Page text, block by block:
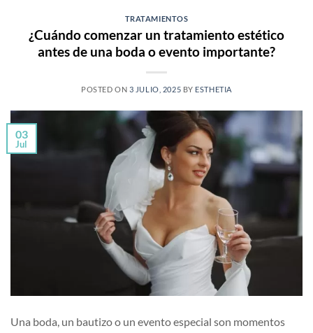
TRATAMIENTOS
¿Cuándo comenzar un tratamiento estético
antes de una boda o evento importante?
POSTED ON 3 JULIO, 2025 BY ESTHETIA
03
Jul
Una boda, un bautizo o un evento especial son momentos